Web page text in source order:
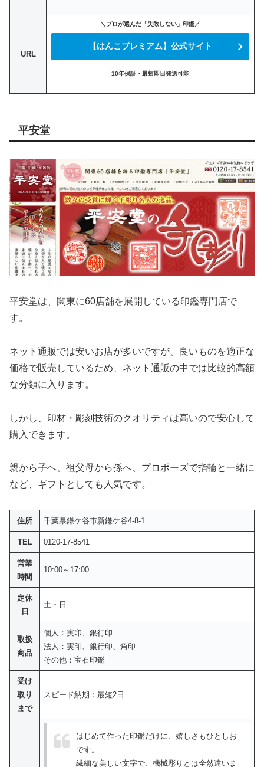
URL
＼プロが選んだ「失敗しない」印鑑／
【はんこプレミアム】公式サイト
10年保証・最短即日発送可能
平安堂
平安堂は、関東に60店舗を展開している印鑑専門店で
す。
ネット通販では安いお店が多いですが、良いものを適正な
価格で販売しているため、ネット通販の中では比較的高額
な分類に入ります。
しかし、印材・彫刻技術のクオリティは高いので安心して
購入できます。
親から子へ、祖父母から孫へ、プロポーズで指輪と一緒に
など、ギフトとしても人気です。
住所 千葉県鎌ケ谷市新鎌ケ谷4-8-1
TEL 0120-17-8541
営業
時間
10:00～17:00
定休
日
土・日
取扱
商品
個人：実印、銀行印
法人：実印、銀行印、角印
その他：宝石印鑑
受け
取り
まで
スピード納期：最短2日
はじめて作った印鑑だけに、嬉しさもひとしお
です。
繊細な美しい文字で、機械彫りとは全然違いま